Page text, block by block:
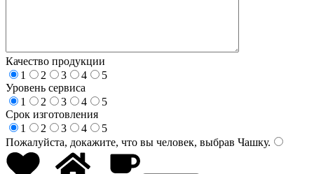
Качество продукции
1
2 3 4
5
Уровень сервиса
1
2 3 4
5
Срок изготовления
1
2 3 4
5
Пожалуйста, докажите, что вы человек, выбрав Чашку.